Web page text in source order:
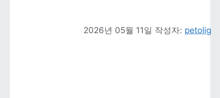
2026년 05월 11일 작성자: petolig